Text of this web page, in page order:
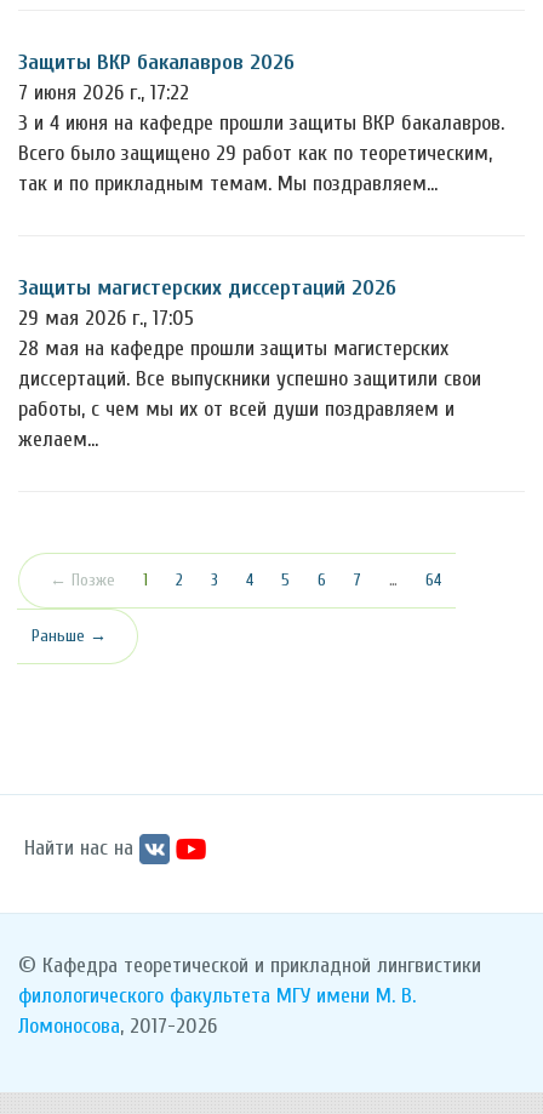
Защиты ВКР бакалавров 2026
7 июня 2026 г., 17:22
3 и 4 июня на кафедре прошли защиты ВКР бакалавров.
Всего было защищено 29 работ как по теоретическим,
так и по прикладным темам. Мы поздравляем…
Защиты магистерских диссертаций 2026
29 мая 2026 г., 17:05
28 мая на кафедре прошли защиты магистерских
диссертаций. Все выпускники успешно защитили свои
работы, с чем мы их от всей души поздравляем и
желаем…
← Позже 1 (текущая)
2 3 4 5 6 7 … 64
Раньше →
Найти нас на
© Кафедра теоретической и прикладной лингвистики
филологического факультета МГУ имени М. В.
Ломоносова, 2017-2026